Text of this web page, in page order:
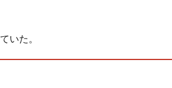
いた。